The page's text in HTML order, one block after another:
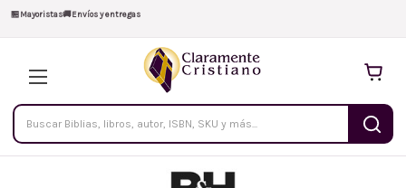
🏪Mayoristas🚚Envíos y entregas
Buscar
productos